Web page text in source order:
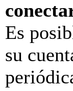
Es
su